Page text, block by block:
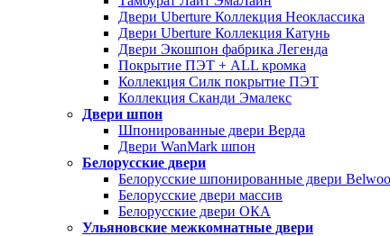
Двери Uberture Коллекция Неоклассика
Двери Uberture Коллекция Катунь
Двери Экошпон фабрика Легенда
Покрытие ПЭТ + ALL кромка
Коллекция Силк покрытие ПЭТ
Коллекция Сканди Эмалекс
Двери шпон
Шпонированные двери Верда
Двери WanMark шпон
Белорусские двери
Белорусские шпонированные двери
Белорусские двери массив
Белорусские двери ОКА
Ульяновские межкомнатные двери